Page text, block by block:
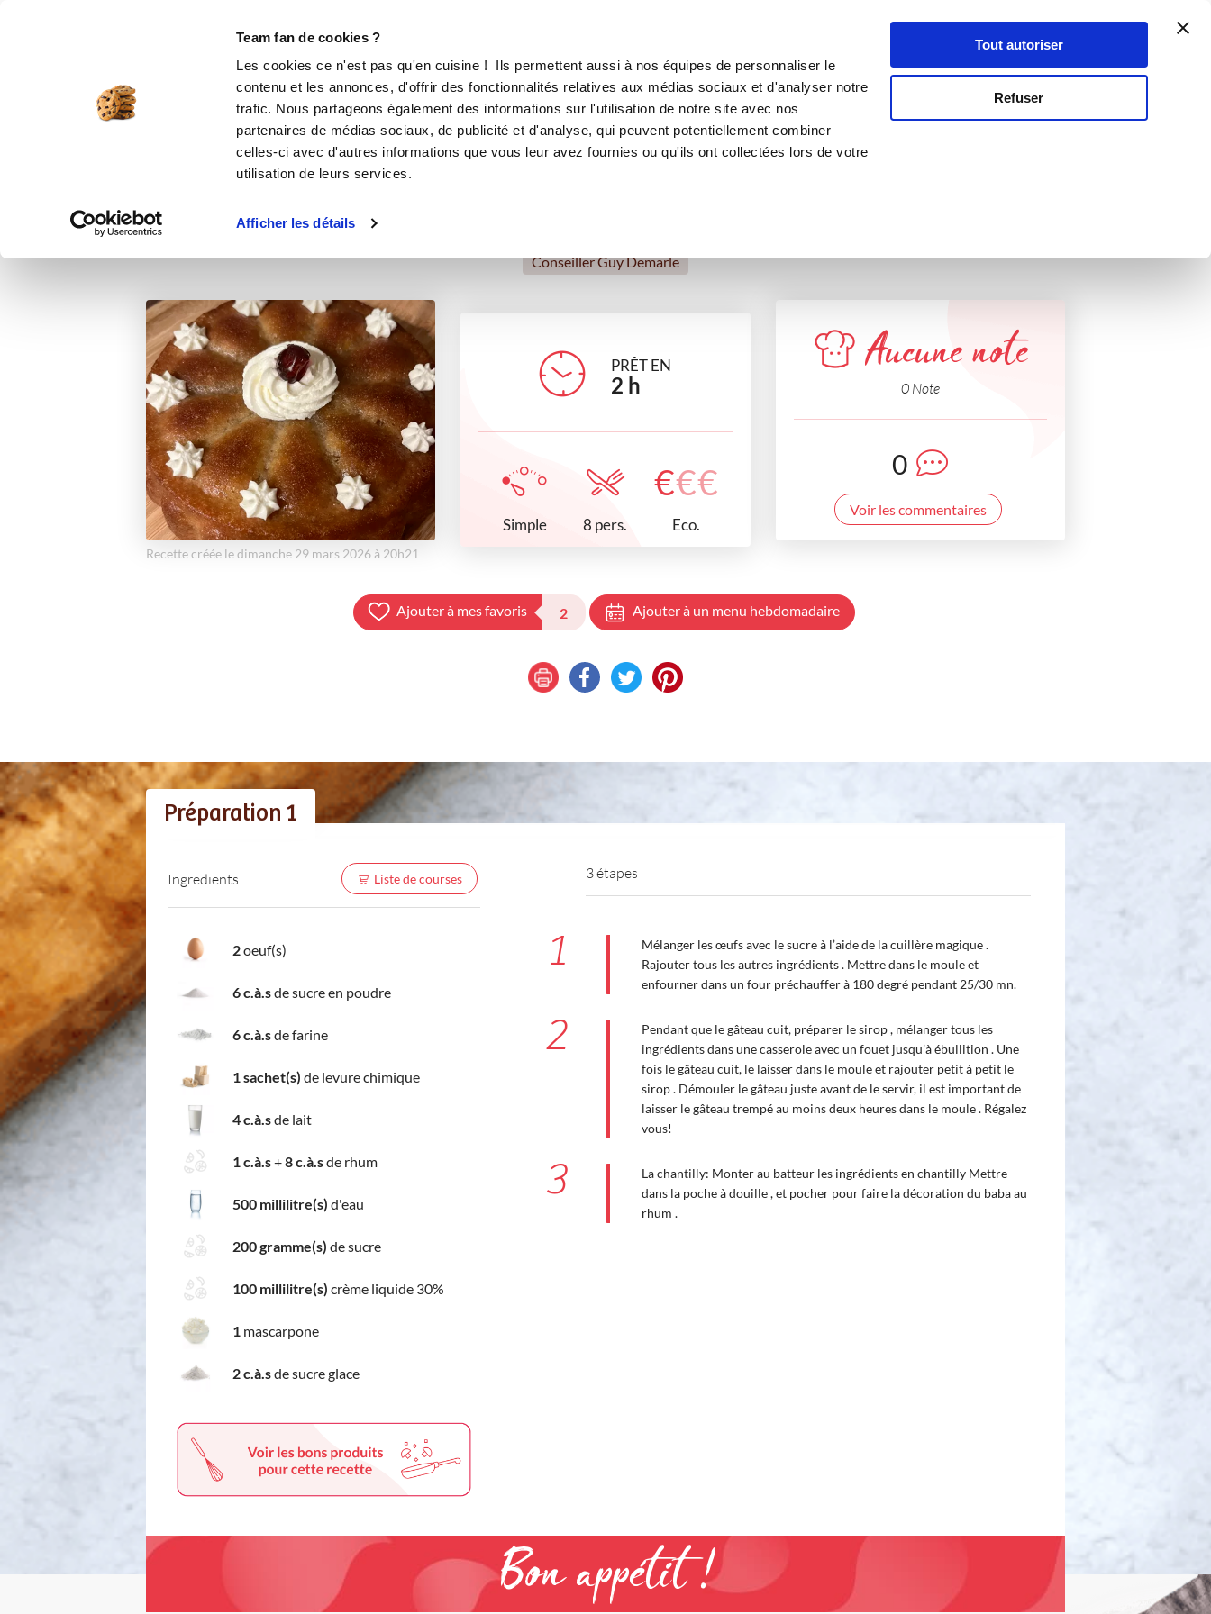
Team fan de cookies ?
Les cookies ce n'est pas qu'en cuisine ! Ils permettent aussi à nos équipes de personnaliser le
contenu et les annonces, d'offrir des fonctionnalités relatives aux médias sociaux et d'analyser notre
trafic. Nous partageons également des informations sur l'utilisation de notre site avec nos
partenaires de médias sociaux, de publicité et d'analyse, qui peuvent potentiellement combiner
celles-ci avec d'autres informations que vous leur avez fournies ou qu'ils ont collectées lors de votre
utilisation de leurs services.
Afficher les détails
Tout autoriser
Refuser
Se connecter
Baba au rhum
desserts Anniversaire Repas de fête Pour recevoir Recettes traditionnelles
Conseiller Guy Demarle
Recette créée le dimanche 29 mars 2026 à 20h21
PRÊT EN
2 h
Simple 8 pers.
€€€
Eco.
Aucune note
0 Note
0
Voir les commentaires
Ajouter à mes favoris 2 Ajouter à un menu hebdomadaire
Préparation 1
Ingredients Liste de courses
2oeuf(s)
6 c.à.sde sucre en poudre
6 c.à.sde farine
1 sachet(s) de levure chimique
4 c.à.sde lait
1 c.à.s+8 c.à.sde rhum
500 millilitre(s) d'eau
200 gramme(s) de sucre
100 millilitre(s) crème liquide 30%
1 mascarpone
2 c.à.sde sucre glace
3 étapes
1
Mélanger les œufs avec le sucre à l’aide de la cuillère magique .
Rajouter tous les autres ingrédients . Mettre dans le moule et
enfourner dans un four préchauffer à 180 degré pendant 25/30 mn.
2
Pendant que le gâteau cuit, préparer le sirop , mélanger tous les
ingrédients dans une casserole avec un fouet jusqu’à ébullition . Une
fois le gâteau cuit, le laisser dans le moule et rajouter petit à petit le
sirop . Démouler le gâteau juste avant de le servir, il est important de
laisser le gâteau trempé au moins deux heures dans le moule . Régalez
vous!
3
La chantilly: Monter au batteur les ingrédients en chantilly Mettre
dans la poche à douille , et pocher pour faire la décoration du baba au
rhum .
Bon appétit !